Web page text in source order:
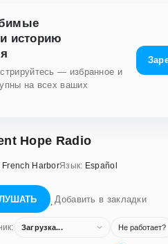
историю
— избранное и
на всех ваших
Hope Radio
French HarborЯзык: Español
Добавить в закладки
Загрузка... Не работает?